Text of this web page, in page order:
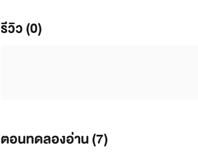
รีวิว (0)
ตอนทดลองอ่าน (7)